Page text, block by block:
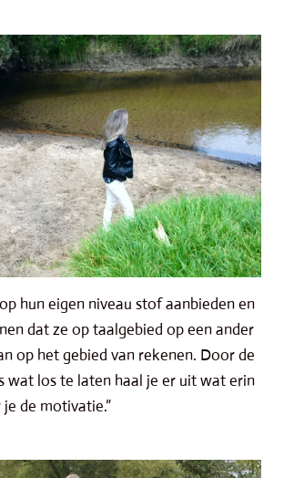
hun eigen niveau stof aanbieden en
dat ze op taalgebied op een ander
op het gebied van rekenen. Door de
wat los te laten haal je er uit wat erin
de motivatie.”